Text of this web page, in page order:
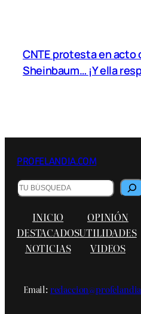
CNTE protesta en acto
Sheinbaum… ¡Y ella
PROFELANDIA.COM
B
u
a
r
INICIO
DESTACADOS
NOTICIAS
OPINIÓN
UTILIDADES
VIDEOS
Email: